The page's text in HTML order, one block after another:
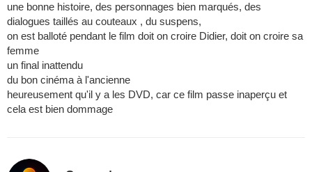
une bonne histoire, des personnages bien marqués, des
dialogues taillés au couteaux , du suspens,
on est balloté pendant le film doit on croire Didier, doit on croire sa
femme
un final inattendu
du bon cinéma à l'ancienne
heureusement qu'il y a les DVD, car ce film passe inaperçu et
cela est bien dommage